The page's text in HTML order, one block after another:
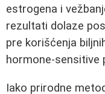
estrogena i
rezultati dolaze
pre korišćenja
hormone-sensitive
Iako prirodne